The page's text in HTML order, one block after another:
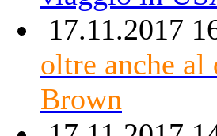
17.11.2017
oltre anche al
Brown